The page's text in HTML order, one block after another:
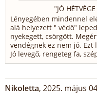
"JÓ
Lényegében mindennel
alá helyezett " védő"
nyekegett, csörgött.
vendégnek ez nem jó.
Jó levegő, rengeteg fa,
Nikoletta, 2025. május